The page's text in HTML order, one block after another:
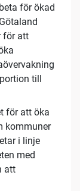
för ökad
för att
till
för att öka
kommuner
i linje
med
att